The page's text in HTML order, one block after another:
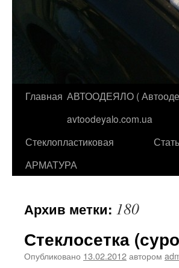
Перейти
содержимому
Главная АВТООДЕЯЛО (
avtoodeyalo.com.ua
Стеклопластиковая
АРМАТУРА
Архив метки: 180
Стеклосетка
Опубликовано 13.02.2012автором